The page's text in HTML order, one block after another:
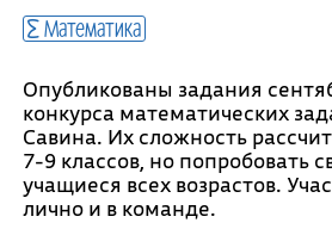
Математика
Опубликованы задания
конкурса математических
Савина. Их сложность
7-9 классов, но попробовать
учащиеся всех возрастов.
лично и в команде.